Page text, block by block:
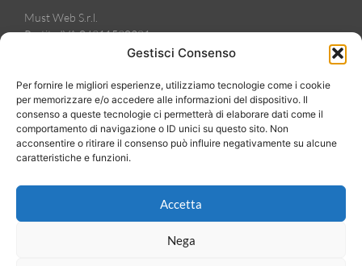
Gestisci Consenso
Per fornire le migliori esperienze, utilizziamo tecnologie come i cookie
per memorizzare e/o accedere alle informazioni del dispositivo. Il
consenso a queste tecnologie ci permetterà di elaborare dati come il
comportamento di navigazione o ID unici su questo sito. Non
acconsentire o ritirare il consenso può influire negativamente su alcune
caratteristiche e funzioni.
Accetta
Nega
Must Web S.r.l.
Partita IVA 04911590281
Iscrizione REA PD-427900
(35127) Padova (Italia)
Telefono +39 049 9964001
Indirizzo E-mail: info@mustweb.it
Pec: must.web@lamiapec.it